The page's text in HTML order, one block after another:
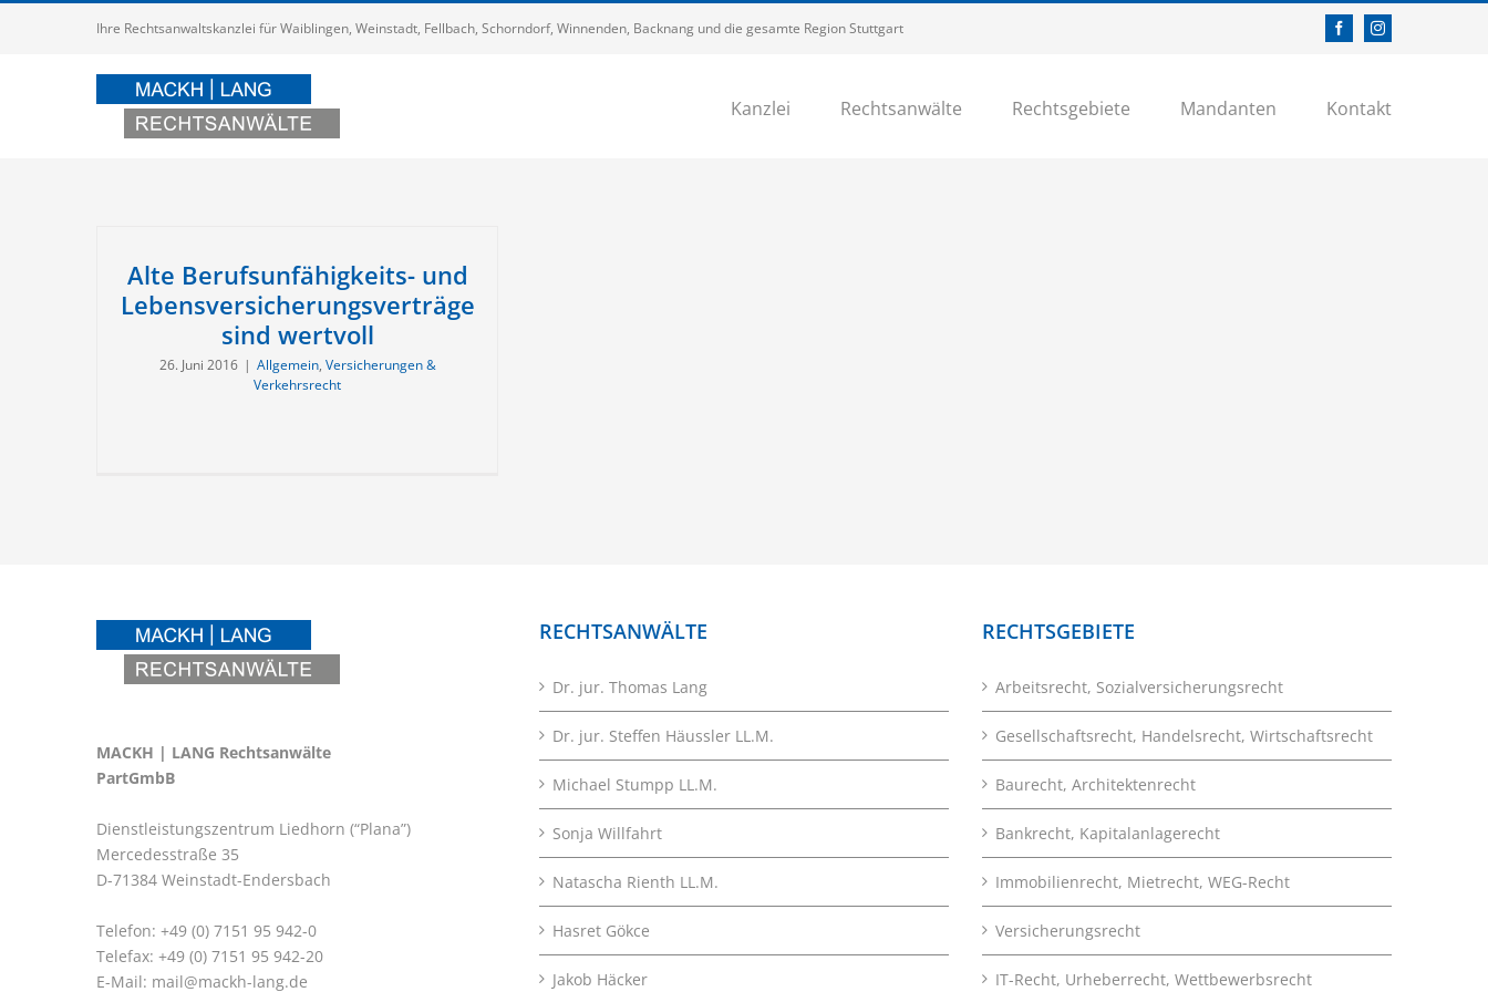
Ihre Rechtsanwaltskanzlei für Waiblingen, Weinstadt, Fellbach, Schorndorf, Winnenden, Backnang und die gesamte Region Stuttgart FacebookInstagram
Kanzlei Rechtsanwälte Rechtsgebiete Mandanten Kontakt
Alte Berufsunfähigkeits- und
Lebensversicherungsverträge
sind wertvoll
26. Juni 2016 | Allgemein, Versicherungen &
Verkehrsrecht
MACKH | LANG Rechtsanwälte
PartGmbB
Dienstleistungszentrum Liedhorn (“Plana”)
Mercedesstraße 35
D-71384 Weinstadt-Endersbach
Telefon: +49 (0) 7151 95 942-0
Telefax: +49 (0) 7151 95 942-20
E-Mail: mail@mackh-lang.de
RECHTSANWÄLTE
Dr. jur. Thomas Lang
Dr. jur. Steffen Häussler LL.M.
Michael Stumpp LL.M.
Sonja Willfahrt
Natascha Rienth LL.M.
Hasret Gökce
Jakob Häcker
RECHTSGEBIETE
Arbeitsrecht, Sozialversicherungsrecht
Gesellschaftsrecht, Handelsrecht, Wirtschaftsrecht
Baurecht, Architektenrecht
Bankrecht, Kapitalanlagerecht
Immobilienrecht, Mietrecht, WEG-Recht
Versicherungsrecht
IT-Recht, Urheberrecht, Wettbewerbsrecht